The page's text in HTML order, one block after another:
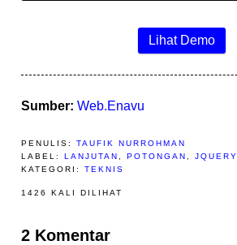
Lihat Demo
Sumber: Web.Enavu
PENULIS: TAUFIK NURROHMAN
LABEL: LANJUTAN POTONGAN
JQUERY
KATEGORI: TEKNIS
1426 KALI DILIHAT
2 Komentar